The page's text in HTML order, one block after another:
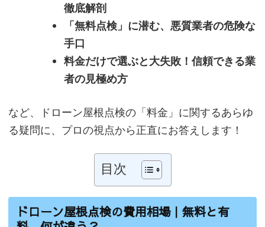
徹底解剖
「無料点検」に潜む、悪質業者の危険な
手口
料金だけで選ぶと大失敗！信頼できる業
者の見極め方
など、ドローン屋根点検の「料金」に関するあらゆ
る疑問に、プロの視点から正直にお答えします！
目次
ドローン屋根点検の費用相場｜無料と有